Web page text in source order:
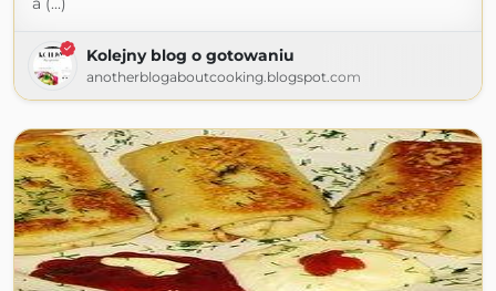
Kolejny blog o gotowaniu
anotherblogaboutcooking.blogspot.com